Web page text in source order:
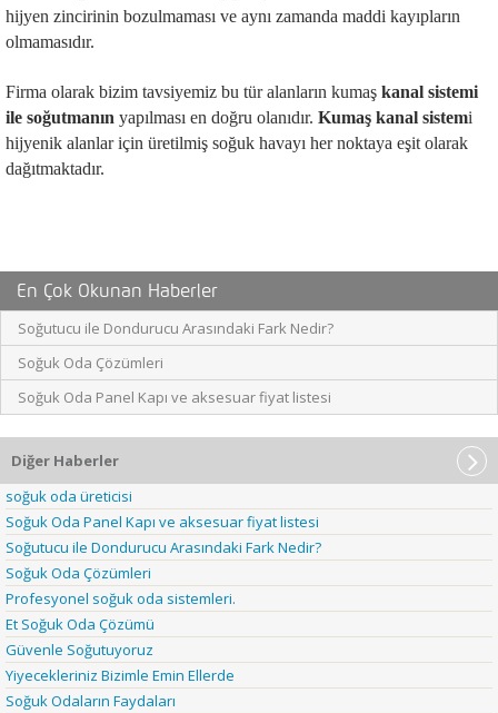
hijyen zincirinin bozulmaması ve aynı zamanda maddi kayıpların
olmamasıdır.
Firma olarak bizim tavsiyemiz bu tür alanların kumaş kanal sistemi
ile soğutmanın yapılması en doğru olanıdır. Kumaş kanal sistemi
hijyenik alanlar için üretilmiş soğuk havayı her noktaya eşit olarak
dağıtmaktadır.
En Çok Okunan Haberler
Soğutucu ile Dondurucu Arasındaki Fark Nedir?
Soğuk Oda Çözümleri
Soğuk Oda Panel Kapı ve aksesuar fiyat listesi
Diğer Haberler
soğuk oda üreticisi
Soğuk Oda Panel Kapı ve aksesuar fiyat listesi
Soğutucu ile Dondurucu Arasındaki Fark Nedir?
Soğuk Oda Çözümleri
Profesyonel soğuk oda sistemleri.
Et Soğuk Oda Çözümü
Güvenle Soğutuyoruz
Yiyecekleriniz Bizimle Emin Ellerde
Soğuk Odaların Faydaları